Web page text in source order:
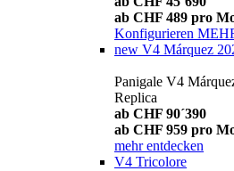
ab CHF 489 pro
Konfigurieren
new V4 Márquez
Panigale V4
Replica
ab CHF 90´390
ab CHF 959 pro
mehr entdecken
V4 Tricolore